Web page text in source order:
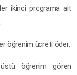
ikinci programa ait
öğrenim ücreti öder.
öğrenim gören